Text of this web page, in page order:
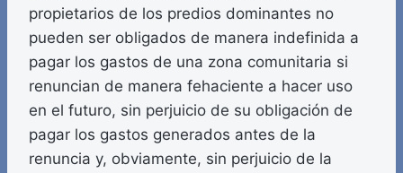
propietarios de los predios dominantes no
pueden ser obligados de manera indefinida a
pagar los gastos de una zona comunitaria si
renuncian de manera fehaciente a hacer uso
en el futuro, sin perjuicio de su obligación de
pagar los gastos generados antes de la
renuncia y, obviamente, sin perjuicio de la